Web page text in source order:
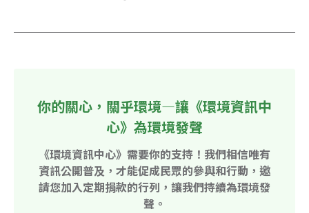
你的關心，關乎環境—讓《環境資訊中
心》為環境發聲
《環境資訊中心》需要你的支持！我們相信唯有
資訊公開普及，才能促成民眾的參與和行動，邀
請您加入定期捐款的行列，讓我們持續為環境發
聲。